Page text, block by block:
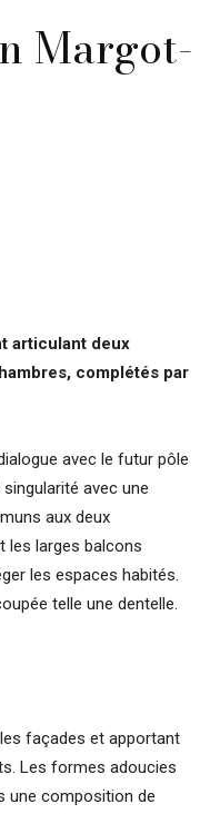
Margot-
articulant deux
complétés par
avec le futur pôle
avec une
aux deux
les larges balcons
les espaces habités.
telle une dentelle.
façades et apportant
Les formes adoucies
une composition de